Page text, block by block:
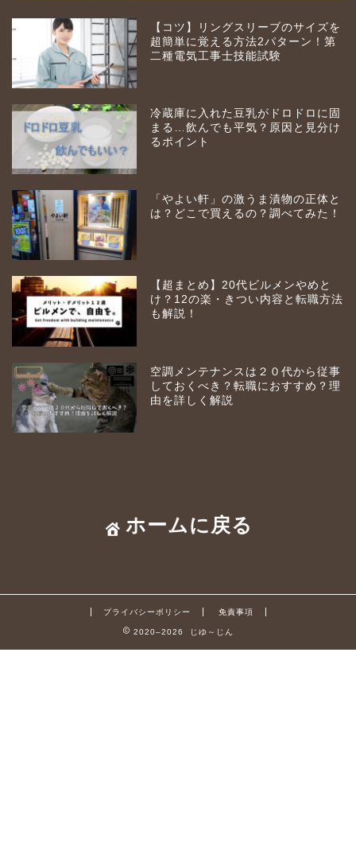
【コツ】リングスリーブのサイズを
超簡単に覚える方法2パターン！第
二種電気工事士技能試験
冷蔵庫に入れた豆乳がドロドロに固
まる…飲んでも平気？原因と見分け
るポイント
「やよい軒」の激うま漬物の正体と
は？どこで買えるの？調べてみた！
【超まとめ】20代ビルメンやめと
け？12の楽・きつい内容と転職方法
も解説！
空調メンテナンスは２０代から従事
しておくべき？転職におすすめ？理
由を詳しく解説
ホームに戻る
プライバシーポリシー 免責事項
2020–2026 じゆ～じん